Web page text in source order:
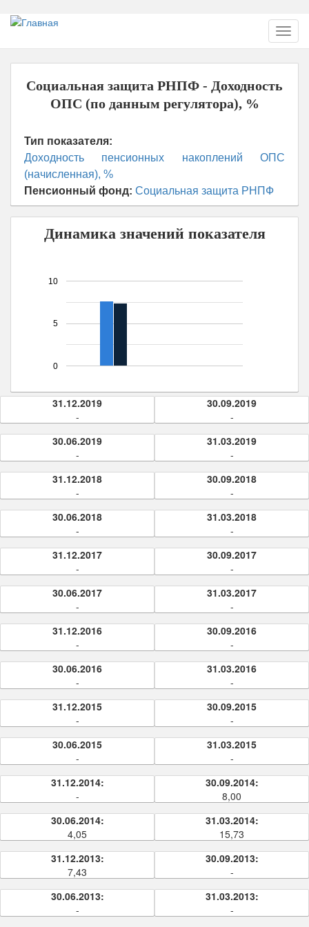
Перейти
основному
содержанию
Социальная защита РНПФ - Доходность
ОПС (по данным регулятора), %
Тип показателя:
Доходность пенсионных накоплений ОПС
(начисленная), %
Пенсионный фонд: Социальная защита РНПФ
Динамика значений показателя
0
5
10
31.12.2019
-
30.09.2019
-
30.06.2019
-
31.03.2019
-
31.12.2018
-
30.09.2018
-
30.06.2018
-
31.03.2018
-
31.12.2017
-
30.09.2017
-
30.06.2017
-
31.03.2017
-
31.12.2016
-
30.09.2016
-
30.06.2016
-
31.03.2016
-
31.12.2015
-
30.09.2015
-
30.06.2015
-
31.03.2015
-
31.12.2014:
-
30.09.2014:
8,00
30.06.2014:
4,05
31.03.2014:
15,73
31.12.2013:
7,43
30.09.2013:
-
30.06.2013:
-
31.03.2013:
-